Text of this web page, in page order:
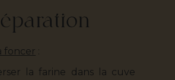
foncer :
la farine dans la cuve